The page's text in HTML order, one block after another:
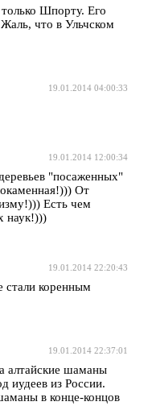
Шпорту. Его
что в Ульчском
19.01.2014 04:00:33
19.01.2014 12:00:34
"посаженных"
От
Есть чем
наук!)))
19.01.2014 22:20:43
стали коренным
19.01.2014 22:37:01
алтайские шаманы
иудеев из России.
в конце-концов